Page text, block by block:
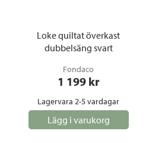
Loke quiltat överkast
dubbelsäng svart
Fondaco
1 199 kr
Lagervara 2-5 vardagar
Lägg i varukorg